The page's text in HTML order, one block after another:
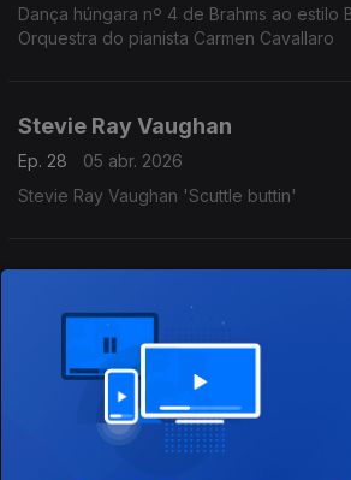
Dança húngara nº 4 de Brahms ao estilo
Orquestra do pianista Carmen Cavallaro
Stevie Ray Vaughan
Ep. 28
05 abr. 2026
Stevie Ray Vaughan 'Scuttle buttin'
Ep. 27
04 abr. 2026
Blind Willie McTell 'Kill it kid'
Mahalia Jackson